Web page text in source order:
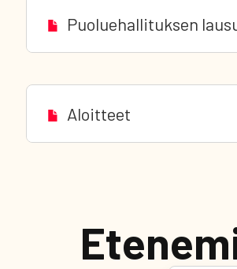
Puoluehallituksen
Aloitteet